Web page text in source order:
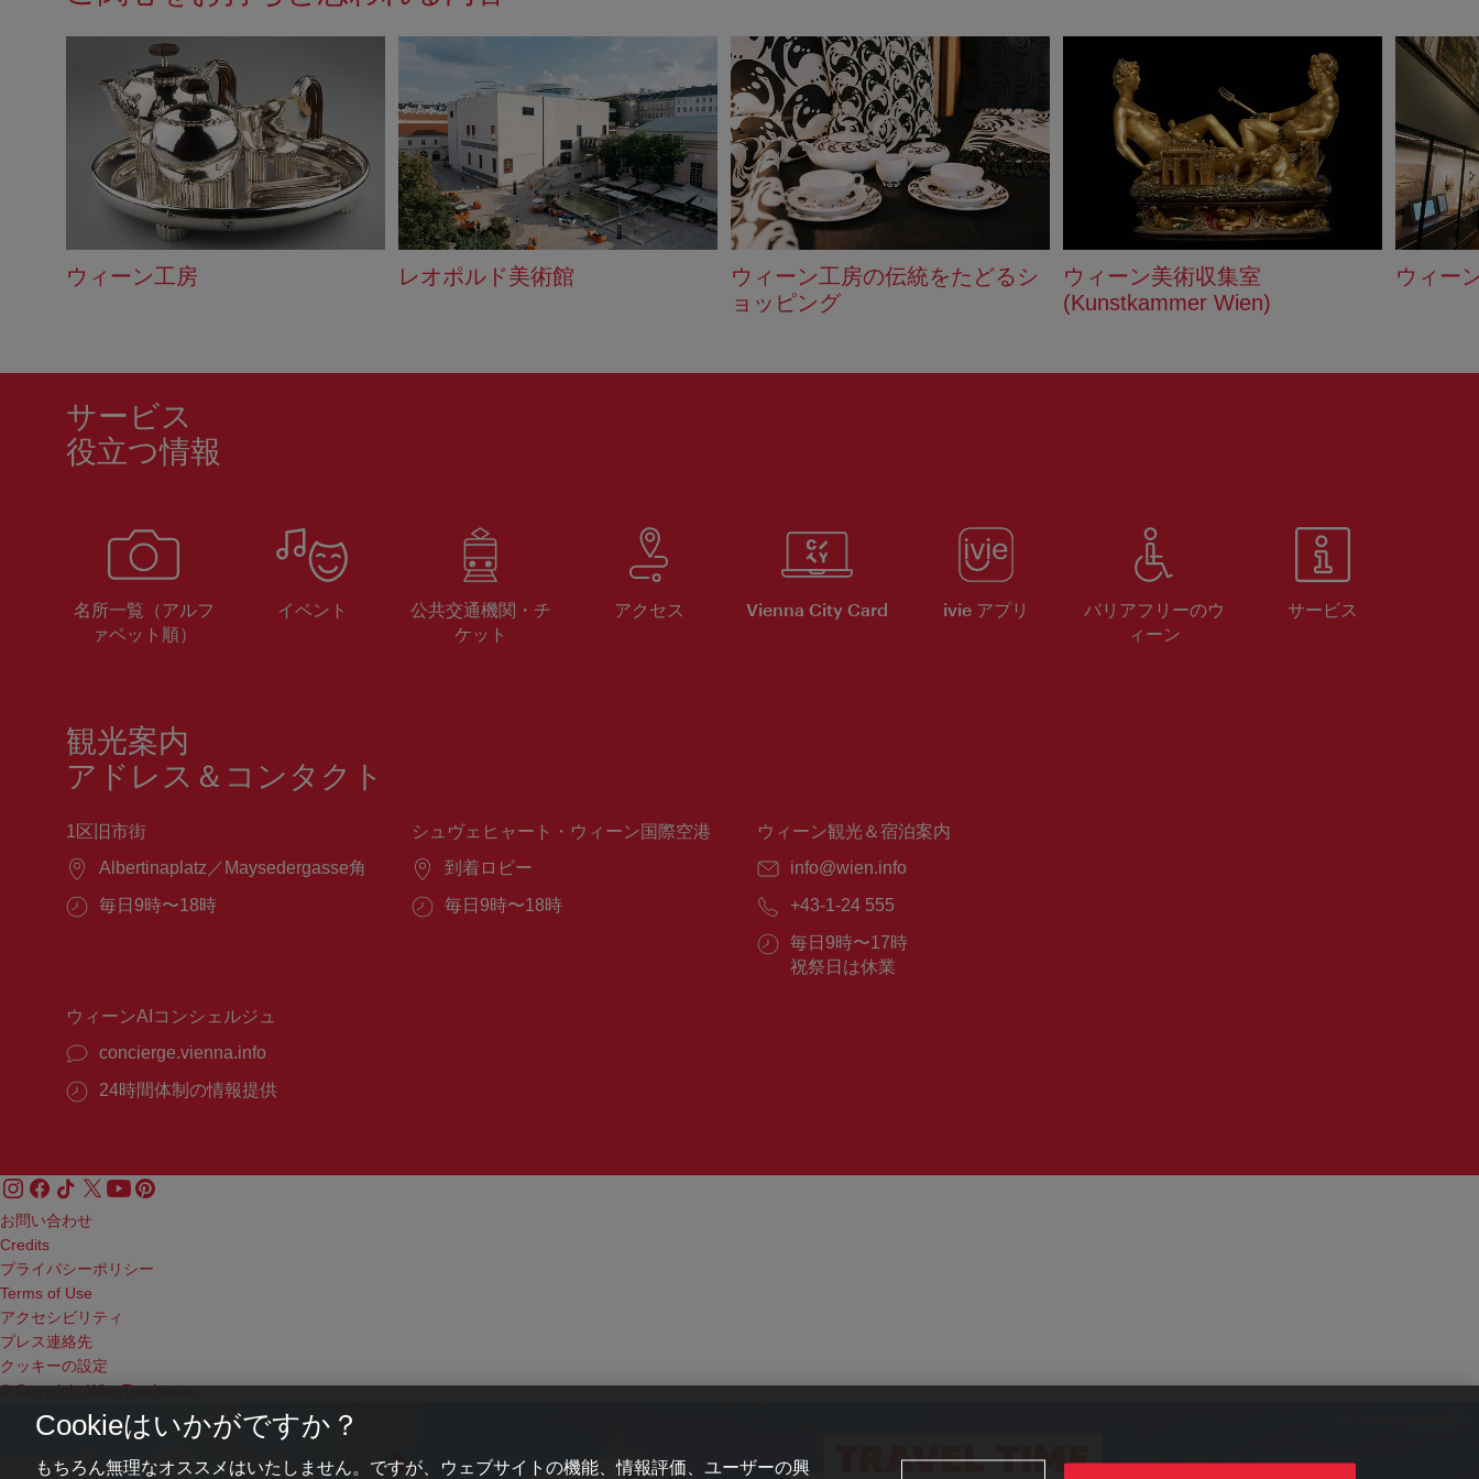
バ
ク
ウィーン工房 レオポルド美術館
ウィーン工房の伝統をたどるシ
ョッピング
ウィーン美術収集室
(Kunstkammer Wien)
ウィー
サービス
役立つ情報
名所一覧（アルフ
ァベット順）
イベント
公共交通機関・チ
ケット
アクセス Vienna City Card ivie アプリ
バリアフリーのウ
ィーン
サービス
観光案内
アドレス＆コンタクト
1区旧市街
場
Albertinaplatz／Maysedergasse角
営
毎日9時〜18時
シュヴェヒャート・ウィーン国際空港
場
到着ロビー
営
毎日9時〜18時
ウィーン観光＆宿泊案内
E
ー
ル：
info@wien.info
電
番
号：
+43-1-24 555
営
業
毎日9時〜17時
祝祭日は休業
ウィーンAIコンシェルジュ
concierge.vienna.info
24時間体制の情報提供
お問い合わせ
Credits
プライバシーポリシー
Terms of Use
アクセシビリティ
プレス連絡先
クッキーの設定
© Copyright WienTourismus
Cookieはいかがですか？
もちろん無理なオススメはいたしません。ですが、ウェブサイトの機能、情報評価、ユーザーの興